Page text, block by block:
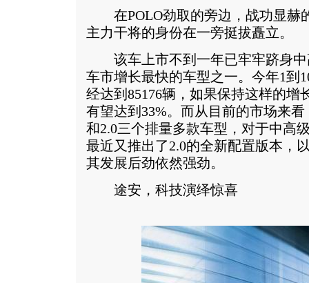
在POLO劲取的旁边，战功显赫
主力干将的身份在一旁挺拔矗立。
该车上市不到一年已牢牢跻身中
车市增长最快的车型之一。今年1到
经达到85176辆，如果保持这样的增
有望达到33%。而从目前的市场来
和2.0三个排量多款车型，对于中高
最近又推出了2.0的全新配置版本，
其发展后劲依然强劲。
途安，科技演绎惊喜